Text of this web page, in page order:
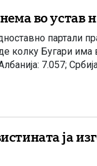
во устав
партали
колку Бугари
7.057;
ја